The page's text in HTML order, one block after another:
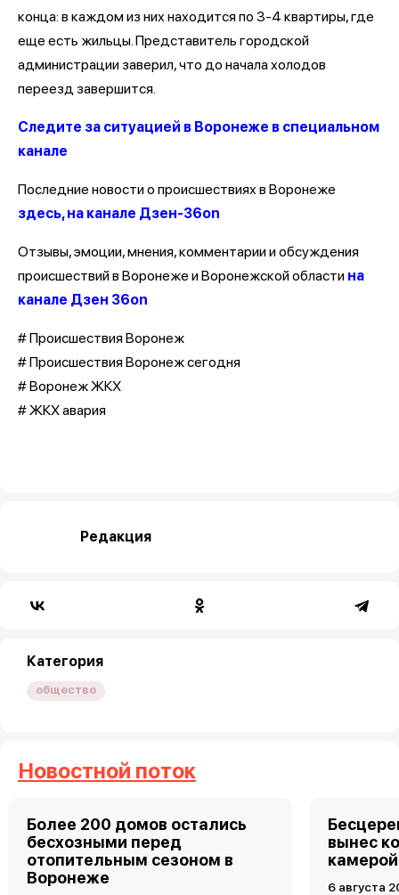
конца: в каждом из них находится по 3-4 квартиры, где
еще есть жильцы. Представитель городской
администрации заверил, что до начала холодов
переезд завершится.
Следите за ситуацией в Воронеже в специальном
канале
Последние новости о происшествиях в Воронеже
здесь, на канале Дзен-36on
Отзывы, эмоции, мнения, комментарии и обсуждения
происшествий в Воронеже и Воронежской области на
канале Дзен 36on
# Происшествия Воронеж
# Происшествия Воронеж сегодня
# Воронеж ЖКХ
# ЖКХ авария
Редакция
Категория
общество
Новостной поток
Более 200 домов остались
бесхозными перед
отопительным сезоном в
Воронеже
вынес
6 августа